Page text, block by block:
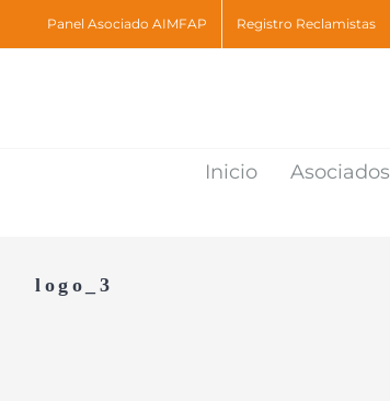
to
Panel Asociado AIMFAP Registro Reclamistas
Inicio Asociados
logo_3